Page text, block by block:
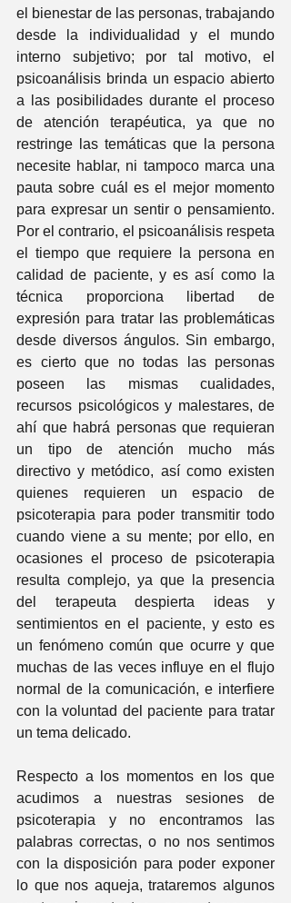
el bienestar de las personas, trabajando
desde la individualidad y el mundo
interno subjetivo; por tal motivo, el
psicoanálisis brinda un espacio abierto
a las posibilidades durante el proceso
de atención terapéutica, ya que no
restringe las temáticas que la persona
necesite hablar, ni tampoco marca una
pauta sobre cuál es el mejor momento
para expresar un sentir o pensamiento.
Por el contrario, el psicoanálisis respeta
el tiempo que requiere la persona en
calidad de paciente, y es así como la
técnica proporciona libertad de
expresión para tratar las problemáticas
desde diversos ángulos. Sin embargo,
es cierto que no todas las personas
poseen las mismas cualidades,
recursos psicológicos y malestares, de
ahí que habrá personas que requieran
un tipo de atención mucho más
directivo y metódico, así como existen
quienes requieren un espacio de
psicoterapia para poder transmitir todo
cuando viene a su mente; por ello, en
ocasiones el proceso de psicoterapia
resulta complejo, ya que la presencia
del terapeuta despierta ideas y
sentimientos en el paciente, y esto es
un fenómeno común que ocurre y que
muchas de las veces influye en el flujo
normal de la comunicación, e interfiere
con la voluntad del paciente para tratar
un tema delicado.
Respecto a los momentos en los que
acudimos a nuestras sesiones de
psicoterapia y no encontramos las
palabras correctas, o no nos sentimos
con la disposición para poder exponer
lo que nos aqueja, trataremos algunos